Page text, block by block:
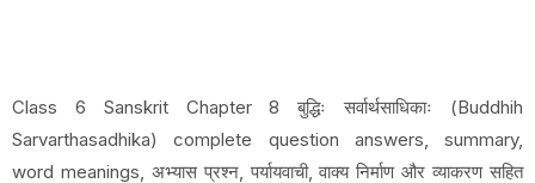
Class 6 Sanskrit Chapter 8 बुद्धिः सर्वार्थसाधिकाः (Buddhih
Sarvarthasadhika) complete question answers, summary,
word meanings, अभ्यास प्रश्न, पर्यायवाची, वाक्य निर्माण और व्याकरण सहित